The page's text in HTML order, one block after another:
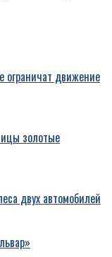
ограничат движение
золотые
двух автомобилей